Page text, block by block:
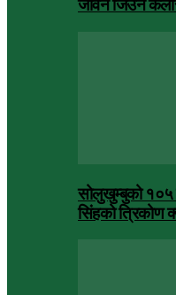
जीवन जिउने
सोलुखुम्बुको १०५
सिंहको त्रिकोण